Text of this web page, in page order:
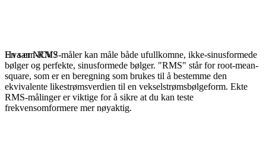
En sann-RMS-måler kan måle både ufullkomne, ikke-sinusformede
bølger og perfekte, sinusformede bølger. "RMS" står for root-mean-
square, som er en beregning som brukes til å bestemme den
ekvivalente likestrømsverdien til en vekselstrømsbølgeform. Ekte
RMS-målinger er viktige for å sikre at du kan teste
frekvensomformere mer nøyaktig.
Hva er NCV?